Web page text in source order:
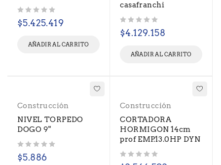
$5.425.419
AÑADIR AL CARRITO
casafranchi
$4.129.158
AÑADIR AL CARRITO
Construcción
NIVEL TORPEDO
DOGO 9"
$5.886
Construcción
CORTADORA
HORMIGON 14cm
prof EMP.13.0HP DYN